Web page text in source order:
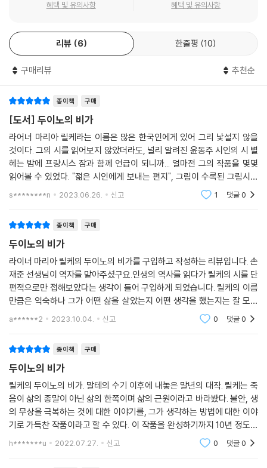
P.444 : 제8 비가
모든 눈으로 생물들은
열린 세계를 보고 있다. 우리들 인간의 눈만이
반대 방향을 보는 듯,
출구 밖에 있는 것, 그것을 우리는
아이의 등을 돌려놓고 형상의 세계를 뒤쪽으로 보도록
강요하기 때문이다.
동물의 얼굴에 깊이 깃들어 있는 열린 세계를 보지 못하게
한다,
죽음으로부터 자유로운 그 세계를.
죽음을 보는 것은 우리들뿐이다. 자유로운 존재인 동물은
앞에는 신을 보고 있다. 걸을 때에는 영원 속으로
걸어 들어간다, 마치 샘물이 흘러가듯이.
꽃들이 끊임없이 피어 들어가는 그 순수 공간을
만나는 적이 없다. 우리가 만나는 것은 언제나 세계이다,
결코 부정이 없는 어디도 아닌 곳,
순수한 것,
아무도 모르게 거기 몰입했다가 누군가에게 흔들려
깨어난다. 혹은
죽을 때 그것이 되는 사람도 있다.
왜냐하면 죽음에 이른 사람이 보는 건 이미 죽음이 아니라
먼 곳이기 때문이다
… (중략) …
『기도 시집』은 릴케가 기독교의 『시도서』에서 그 이름을 차용한 것으로,
기도서 같은 유려한 영혼의 목소리가 담겨 있다. 제1부 수도사 생활의 서에
는 신이 우주에 편재하며 모든 사물에 깃들어 있어 우리 주변에 가까이 있
지만 손에 잡히지 않는 존재라는 시인의 범신론적 사상이 짙게 배어 있다.
습을 담고 있다. 제3부 가난과 죽음의 서에는 파리에서 참된 가난과 위대
한 죽음의 의미를 탐색하게 된 시인의 생각을 엿볼 수 있게 한다. 『기도 시
집』은 릴케 전기시의 정점을 이루는 작품으로 『두이노의 비가』를 위한 본
질적인 기조 역할을 한다.
『기도 시집』이 한 주제를 배경으로 전개되는 연작시의 형태를 취하고 있는
반면, 『형상 시집』은 독립된 개개의 주제를 갖는 시들의 모음으로 구성되
어 있다. 형상 시집이라는 이름이 말해 주듯이 외계의 사물에 대한 깊은 관
조와 조형화의 과정이 특징이며 사물을 바라보는 눈을 뜬 시인을 만나게
에 포함되어 있다.
『신 시집』은 독일 시사에서 가장 수준 높은 작품으로 평가받는다. 특히 사
물을 보는 법과 사물에 언어를 주어 직접 말을 하게 한다는 시인의 생각이
구현된 신 시의 진수를 엿볼 수 있다. 1902년 8월 『로댕론』을 쓰기 위해 로
댕을 만나러 파리로 간 릴케가 그곳에서 로댕과 가까이 지내며 그에게 받
은 영향으로 쓰기 시작한 사물 시 또한 『신 시집』 2권(별권)에서 볼 수 있
다.
체의 세계라는 의미로 칭한 세계 내면 공간에 대한 시가 많이 담겨 있다. 밤
목장의 언덕과 저녁노을이 우리와 한데 어우러져 단일한 공간 속에서 하나
가 되는 일체의 경지를 노래한 시집이다.
『진혼가』는 예술가와 현실 생활의 모순을 그리고 있다. 릴케와 교우하던
화가 파울라 모더존 베커의 죽음을 기리는 릴케의 시에서는 절절한 그리움
이 묻어 있다. 더불어 예술가에게 작품의 완성이란 죽음과 일치한다는 릴
케의 생각을 확인할 수 있다.
혜택 및 유의사항 혜택 및 유의사항
리뷰 6 한줄평 10
구매리뷰 추천순
종이책 구매
[도서] 두이노의 비가
라어너 마리아 릴케라는 이름은 많은 한국인에게 있어 그리 낯설지 않을
것이다. 그의 시를 읽어보지 않았더라도, 널리 알려진 윤동주 시인의 시 별
헤는 밤에 프랑시스 잠과 함께 언급이 되니까... 얼마전 그의 작품을 몇몇
읽어볼 수 있었다. "젊은 시인에게 보내는 편지", 그림이 수록된 그림시집
에서 시인의 인품을 편린이나마 느껴볼 수 있었는데, 그의 글을 통해 그라
s********n 2023.06.26. 신고 1 댓글0
종이책 구매
두이노의 비가
라이너 마리아 릴케의 두이노의 비가를 구입하고 작성하는 리뷰입니다. 손
재준 선생님이 역자를 맡아주셨구요.인생의 역사를 읽다가 릴케의 시를 단
편적으로만 접해보았다는 생각이 들어 구입하게 되었습니다. 릴케의 이름
만큼은 익숙하나 그가 어떤 삶을 살았는지 어떤 생각을 했는지는 잘 모르
겠더라구요. 오랜 세월에 걸쳐 회자되는 그의 시를 이 책을 통해 접하게 되
a******2 2023.10.04. 신고 0 댓글0
종이책 구매
두이노의 비가
릴케의 두이노의 비가. 말테의 수기 이후에 내놓은 말년의 대작. 릴케는 죽
음이 삶의 종말이 아닌 삶의 한쪽이며 삶의 근원이라고 바라봤다. 불안, 생
의 무상을 극복하는 것에 대한 이야기를, 그가 생각하는 방법에 대한 이야
기로 가득찬 작품이라고 할 수 있다. 이 작품을 완성하기까지 10년 정도의
세월을 보냈다고 한다. 제 2의 비가. 그러나 우리는 느끼는 순간 흩날리
h*******u 2022.07.27. 신고 0 댓글0